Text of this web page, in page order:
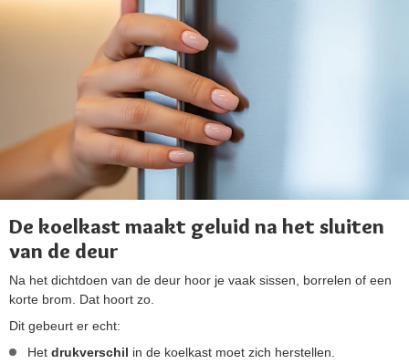
De koelkast maakt geluid na het sluiten
van de deur
Na het dichtdoen van de deur hoor je vaak sissen, borrelen of een
korte brom. Dat hoort zo.
Dit gebeurt er echt:
Het drukverschil in de koelkast moet zich herstellen.